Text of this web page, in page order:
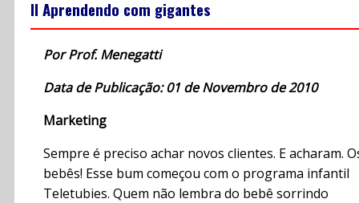
II Aprendendo com gigantes
Por Prof. Menegatti
Data de Publicação: 01 de Novembro de 2010
Marketing
Sempre é preciso achar novos clientes. E acharam.
bebês! Esse bum começou com o programa infantil
Teletubies. Quem não lembra do bebê sorrindo